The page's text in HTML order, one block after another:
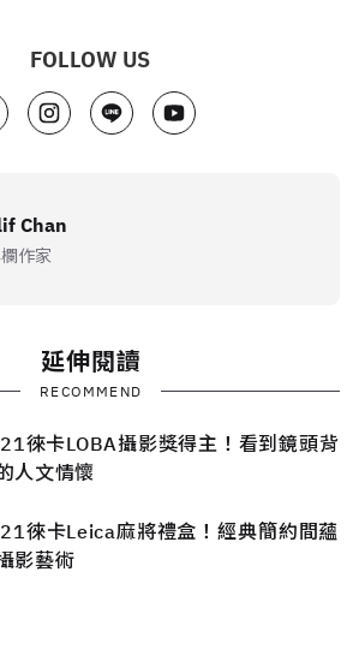
FOLLOW US
Chan
作家
延伸閱讀
RECOMMEND
徠卡LOBA攝影獎得主！看到鏡頭背
人文情懷
徠卡Leica麻將禮盒！經典簡約間蘊
影藝術